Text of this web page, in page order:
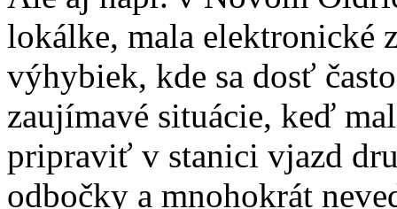
lokálke, mala elektronické
výhybiek, kde sa dosť
zaujímavé situácie, keď
pripraviť v stanici vjazd
odbočky a mnohokrát